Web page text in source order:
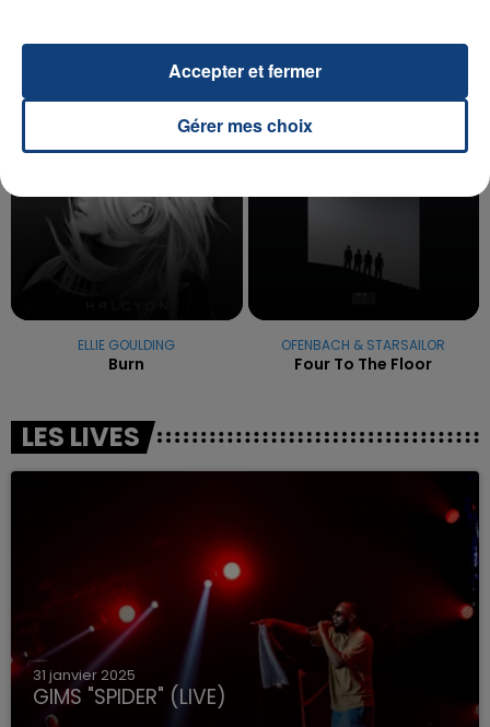
TITRES DIFFUSÉS
ELLIE GOULDING
Burn
1h23
1h23
OFENBACH & STARSAILOR
Four To The Floor
LES LIVES
31 janvier 2025
GIMS "SPIDER" (LIVE)
Gérer mes choix
Accepter et fermer